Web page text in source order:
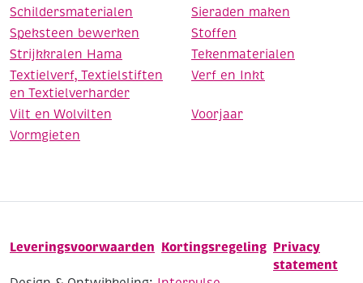
Schildersmaterialen
Sieraden maken
Speksteen bewerken
Stoffen
Strijkkralen Hama
Tekenmaterialen
Textielverf, Textielstiften
en Textielverharder
Verf en Inkt
Vilt en Wolvilten
Voorjaar
Vormgieten
Leveringsvoorwaarden Kortingsregeling Privacy
statement